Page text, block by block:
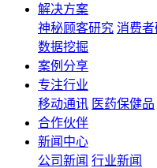
解决方案
神秘顾客研究 消费
数据挖掘
案例分享
专注行业
移动通讯 医药保健品
合作伙伴
新闻中心
公司新闻 行业新闻